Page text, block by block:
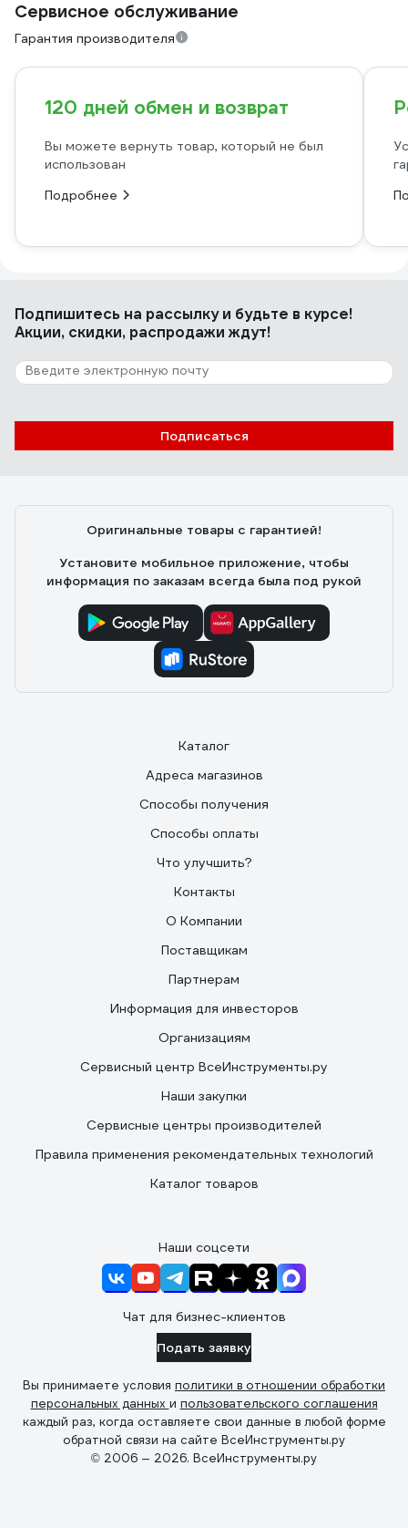
Сервисное обслуживание
Гарантия производителя
120 дней обмен и возврат
Вы можете вернуть товар, который не был
использован
Подробнее
Подпишитесь на рассылкуи будьте в курсе!
Акции, скидки, распродажи ждут!
Подписаться
Оригинальные товары с гарантией!
Установите мобильное приложение, чтобы
информация по заказам всегда была под рукой
Каталог
Адреса магазинов
Способы получения
Способы оплаты
Что улучшить?
Контакты
О Компании
Поставщикам
Партнерам
Информация для инвесторов
Организациям
Сервисный центр ВсеИнструменты.ру
Наши закупки
Сервисные центры производителей
Правила применения рекомендательных технологий
Каталог товаров
Наши соцсети
Чат для бизнес-клиентов
Подать заявку
Вы принимаете условия политики в отношении обработки
персональных данных и пользовательского соглашения
каждый раз, когда оставляете свои данные в любой форме
обратной связи на сайте ВсеИнструменты.ру
© 2006 — 2026. ВсеИнструменты.ру